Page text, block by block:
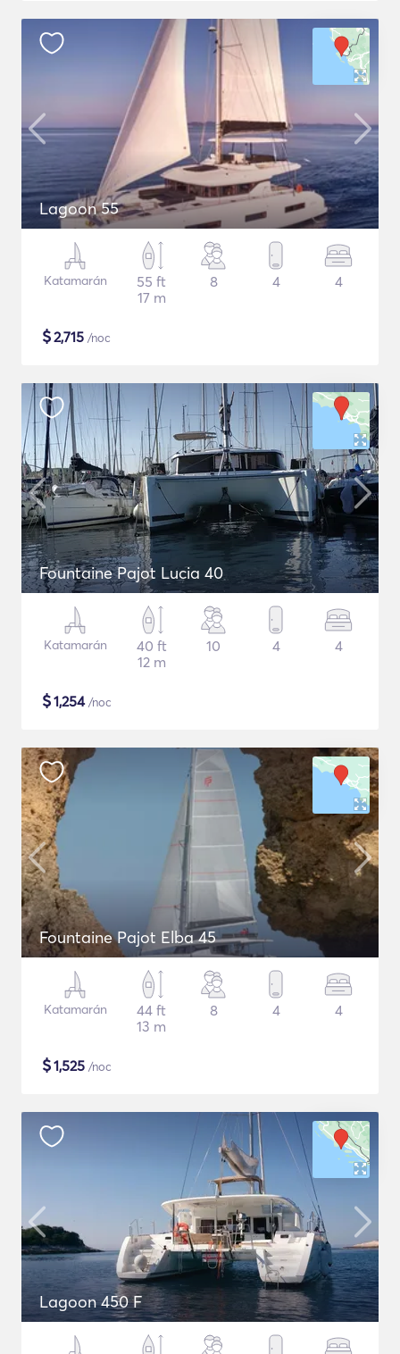
Lagoon 55
Katamarán
55 ft
17 m
8 4 4
$2,715 /noc
Fountaine Pajot Lucia 40
Katamarán
40 ft
12 m
10 4 4
$1,254/noc
Fountaine Pajot Elba 45
Katamarán
44 ft
13 m
8 4 4
$1,525 /noc
Lagoon 450 F